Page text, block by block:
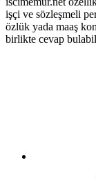
işçi ve sözleşmeli
özlük yada maaş
birlikte cevap